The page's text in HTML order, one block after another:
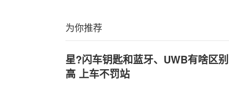
为你推荐
星?闪车钥匙和蓝牙、UWB有啥区
高 上车不罚站